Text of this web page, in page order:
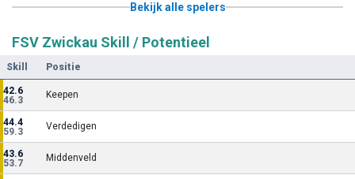
Bekijk alle spelers
FSV Zwickau Skill / Potentieel
Skill Positie
42.6
46.3
Keepen
44.4
59.3
Verdedigen
43.6
53.7
Middenveld